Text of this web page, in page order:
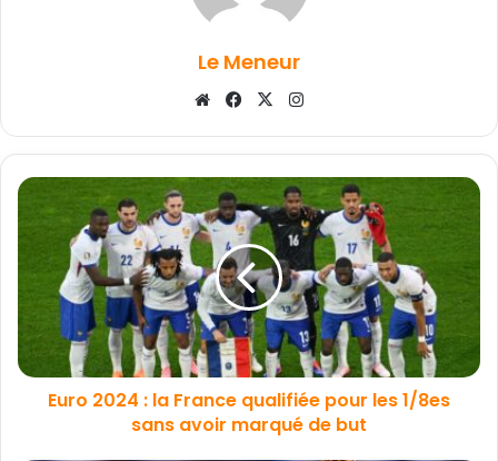
Le Meneur
WebsiteFacebook
X
Euro 2024 : la France qualifiée pour les 1/8es
sans avoir marqué de but